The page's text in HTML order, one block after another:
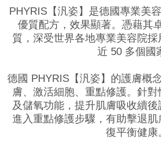
PHYRIS【汎姿】是德國專業美
優質配方，效果顯著。憑藉其
質，深受世界各地專業美容院
近 50 多個國
德國 PHYRIS【汎姿】的護膚概
膚、激活細胞、重點修護。針
及儲氧功能，提升肌膚吸收續
進入重點修護步驟，有助擊退
復平衡健康